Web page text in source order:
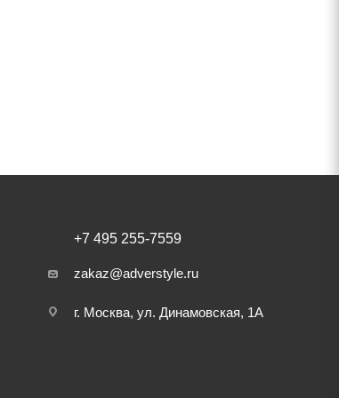
+7 495 255-7559
zakaz@adverstyle.ru
г. Москва, ул. Динамовская, 1А